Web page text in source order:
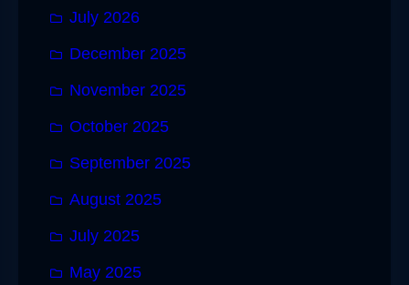
July 2026
December 2025
November 2025
October 2025
September 2025
August 2025
July 2025
May 2025